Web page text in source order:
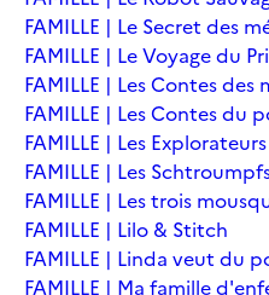
FAMILLE | Le Secret des
FAMILLE | Le Voyage du
FAMILLE | Les Contes
FAMILLE | Les Contes du
FAMILLE | Les
FAMILLE | Les
FAMILLE | Les trois
FAMILLE | Lilo & Stitch
FAMILLE | Linda veut du
FAMILLE | Ma famille